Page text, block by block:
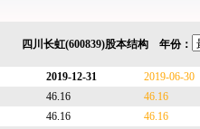
四川长虹(600839)股本结构 年份：
2019-12-31 2019-06-30
46.16 46.16
46.16 46.16